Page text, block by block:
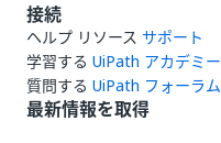
接続
ヘルプ リソース サポート
学習する UiPath アカデミー
質問する UiPath フォーラム
最新情報を取得